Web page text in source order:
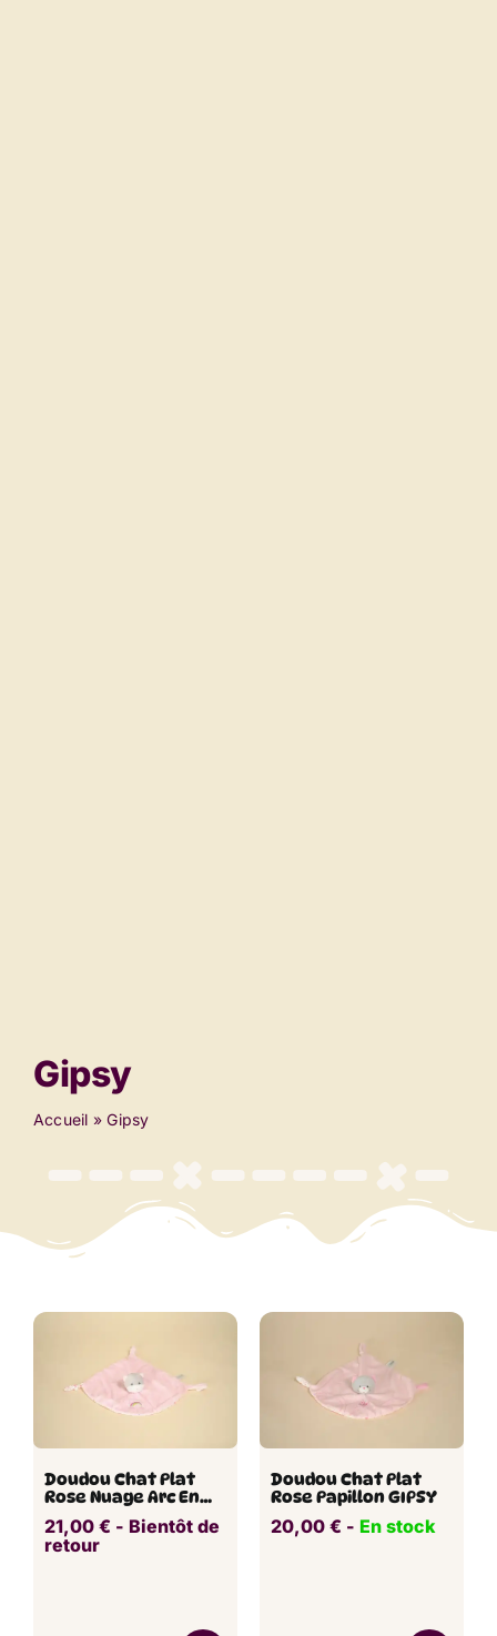
Gipsy
Accueil »Gipsy
Doudou Chat Plat
Rose Nuage Arc En
Ciel GIPSY
21,00 € ​ - Bientôt de
retour
Doudou Chat Plat
Rose Papillon GIPSY
20,00 € ​​ - En stock